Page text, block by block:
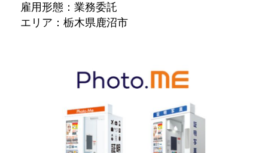
雇用形態：業務委託
エリア：栃木県鹿沼市